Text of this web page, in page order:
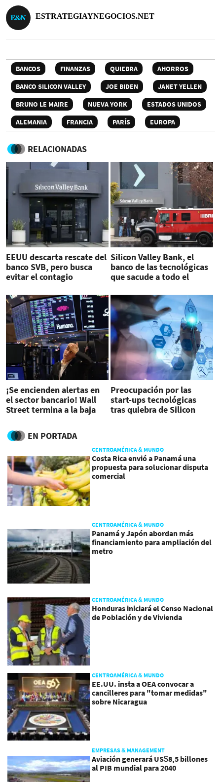
ESTRATEGIAYNEGOCIOS.NET
BANCOS FINANZAS QUIEBRA
AHORROS
BANCO SILICON VALLEY
JOE BIDEN
JANET YELLEN
BRUNO LE MAIRE
NUEVA YORK
ESTADOS UNIDOS
ALEMANIA
FRANCIA PARÍS EUROPA
RELACIONADAS
EEUU descarta rescate del
banco SVB, pero busca
evitar el contagio
Silicon Valley Bank, el
banco de las tecnológicas
que sacude a todo el
¡Se encienden alertas en
el sector bancario! Wall
Street termina a la baja
Preocupación por las
start-ups tecnológicas
tras quiebra de Silicon
EN PORTADA
CENTROAMÉRICA & MUNDO
Costa Rica envió a Panamá una
propuesta para solucionar disputa
comercial
CENTROAMÉRICA & MUNDO
Panamá y Japón abordan más
financiamiento para ampliación del
metro
CENTROAMÉRICA & MUNDO
Honduras iniciará el Censo Nacional
de Población y de Vivienda
CENTROAMÉRICA & MUNDO
EE.UU. insta a OEA convocar a
cancilleres para "tomar medidas"
sobre Nicaragua
EMPRESAS & MANAGEMENT
Aviación generará US$8,5 billones
al PIB mundial para 2040